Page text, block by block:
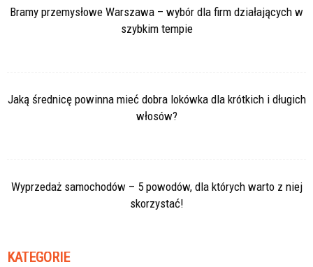
Bramy przemysłowe Warszawa – wybór dla firm działających w
szybkim tempie
Jaką średnicę powinna mieć dobra lokówka dla krótkich i długich
włosów?
Wyprzedaż samochodów – 5 powodów, dla których warto z niej
skorzystać!
KATEGORIE